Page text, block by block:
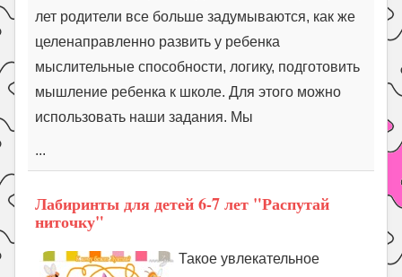
лет родители все больше задумываются, как же
целенаправленно развить у ребенка
мыслительные способности, логику, подготовить
мышление ребенка к школе. Для этого можно
использовать наши задания. Мы
...
Лабиринты для детей 6-7 лет "Распутай
ниточку"
Такое увлекательное